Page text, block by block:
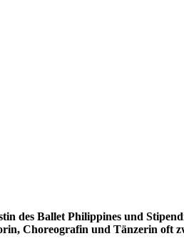
des Ballet Philippines und
Choreografin und Tänzerin oft